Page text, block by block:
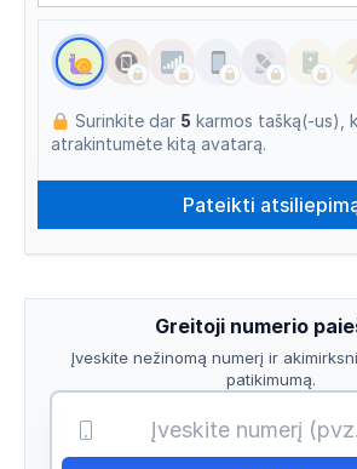
Surinkite dar 5 karmos tašką(-us),
atrakintumėte kitą avatarą.
Greitoji numerio
Įveskite nežinomą numerį ir
patikimumą.